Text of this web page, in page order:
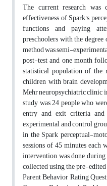
The current research
effectiveness of Spark's
functions and paying
preschoolers with the
method was semi-
post-test and one month
statistical population of
children with brain
Mehr neuropsychiatric clinic
study was 24 people who
entry and exit criteria
experimental and control
in the Spark perceptual-
sessions of 45 minutes
intervention was done
collected using the pre-
Parent Behavior Rating